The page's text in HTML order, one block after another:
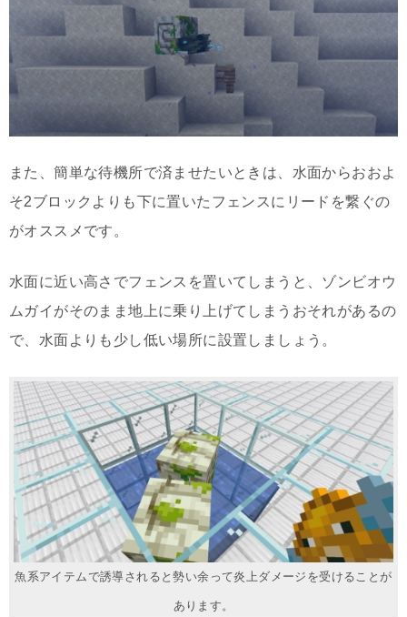
また、簡単な待機所で済ませたいときは、水面からおおよ
そ2ブロックよりも下に置いたフェンスにリードを繋ぐの
がオススメです。
水面に近い高さでフェンスを置いてしまうと、ゾンビオウ
ムガイがそのまま地上に乗り上げてしまうおそれがあるの
で、水面よりも少し低い場所に設置しましょう。
魚系アイテムで誘導されると勢い余って炎上ダメージを受けることが
あります。